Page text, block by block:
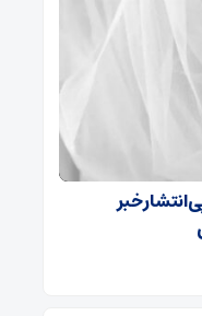
انتشار خبر